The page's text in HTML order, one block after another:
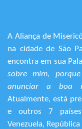
A Aliança de
na cidade de São
encontra em sua
sobre mim,
anunciar a boa
Atualmente, está
e outros 7 países
Venezuela,